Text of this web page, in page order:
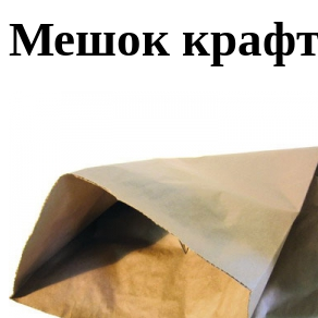
Мешок крафт